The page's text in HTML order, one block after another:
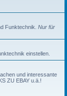
Funktechnik. Nur für
einstellen.
und interessante
ZU EBAY u.ä.!